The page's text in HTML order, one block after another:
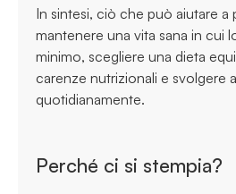
In sintesi, ciò che può aiutare a
mantenere una vita sana in cui
minimo, scegliere una dieta
carenze nutrizionali e svolgere
quotidianamente.
Perché ci si stempia?